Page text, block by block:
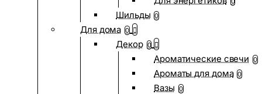
Шильды 0
Для дома 0
Декор 0
Ароматические свечи 0
Ароматы для дома 0
Вазы 0